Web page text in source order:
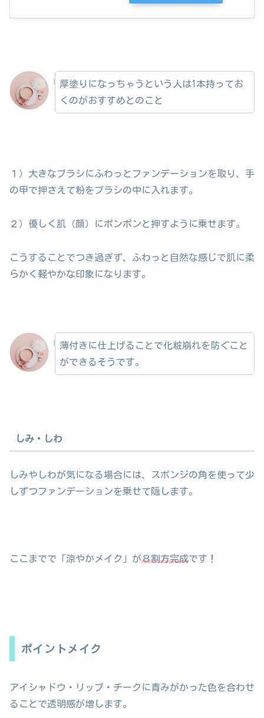
厚塗りになっちゃうという人は1本持ってお
くのがおすすめとのこと
１）大きなブラシにふわっとファンデーションを取り、手
の甲で押さえて粉をブラシの中に入れます。
２）優しく肌（顔）にポンポンと押すように乗せます。
こうすることでつき過ぎず、ふわっと自然な感じで肌に柔
らかく軽やかな印象になります。
薄付きに仕上げることで化粧崩れを防ぐこと
ができるそうです。
しみ・しわ
しみやしわが気になる場合には、スポンジの角を使って少
しずつファンデーションを乗せて隠します。
ここまでで「涼やかメイク」が８割方完成です！
ポイントメイク
アイシャドウ・リップ・チークに青みがかった色を合わせ
ることで透明感が増します。